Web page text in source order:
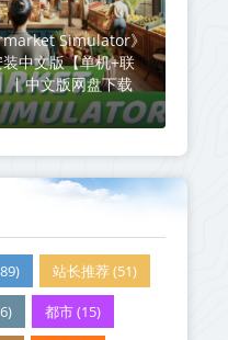
Simulator》
中文版【单机+联
丨中文版网盘下载
站长推荐 (51)
都市 (15)